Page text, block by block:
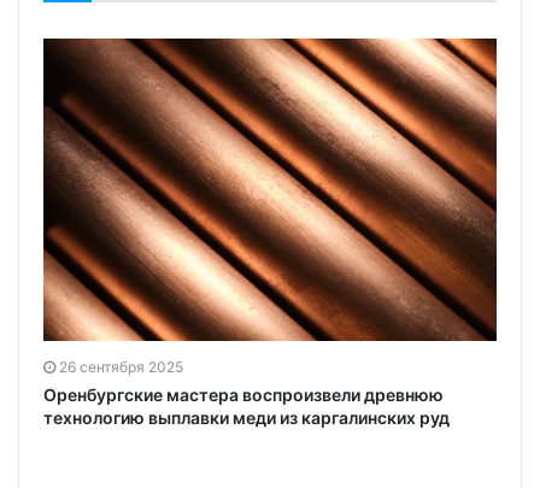
26 сентября 2025
Оренбургские мастера воспроизвели древнюю
технологию выплавки меди из каргалинских руд